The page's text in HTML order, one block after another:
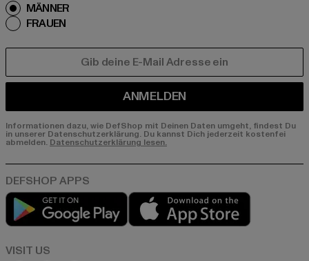
MÄNNER
FRAUEN
ANMELDEN
Informationen dazu, wie DefShop mit Deinen Daten umgeht, findest Du
in unserer Datenschutzerklärung. Du kannst Dich jederzeit kostenfei
abmelden. Datenschutzerklärung lesen.
Play market